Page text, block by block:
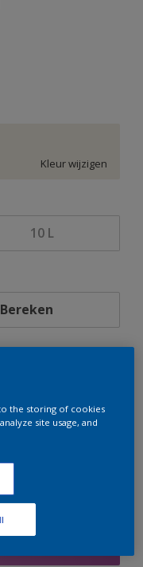
Kleur wijzigen
10 L
Bereken
we werken
the storing of cookies
site usage, and